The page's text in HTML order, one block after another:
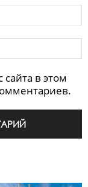
в этом